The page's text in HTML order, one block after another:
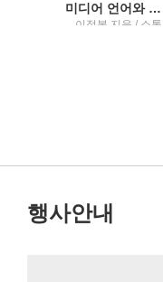
미디어 언어와 문화
이정복 지음 / 소통
행사안내